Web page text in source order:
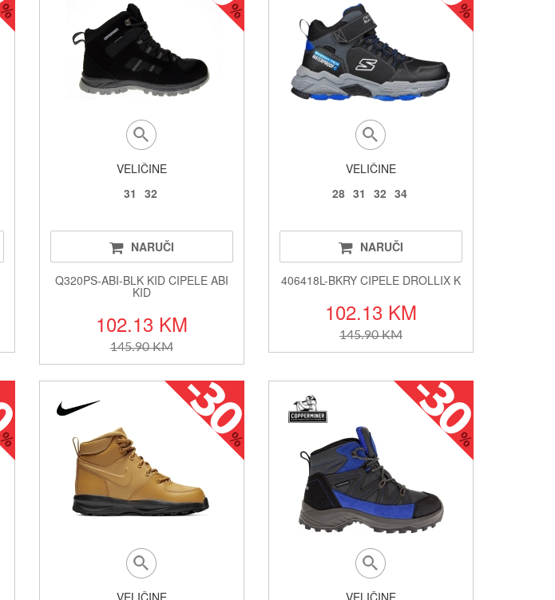
VELIČINE
31
32
NARUČI
Q320PS-ABI-BLK KID CIPELE ABI
KID
102.13 KM
145.90 KM
VELIČINE
28 31 32 34
NARUČI
406418L-BKRY CIPELE DROLLIX K
102.13 KM
145.90 KM
VELIČINE VELIČINE